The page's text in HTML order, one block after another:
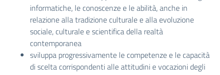
informatiche, le conoscenze e le abilità, anche in
relazione alla tradizione culturale e alla evoluzione
sociale, culturale e scientifica della realtà
contemporanea
sviluppa progressivamente le competenze e le capacità
di scelta corrispondenti alle attitudini e vocazioni degli